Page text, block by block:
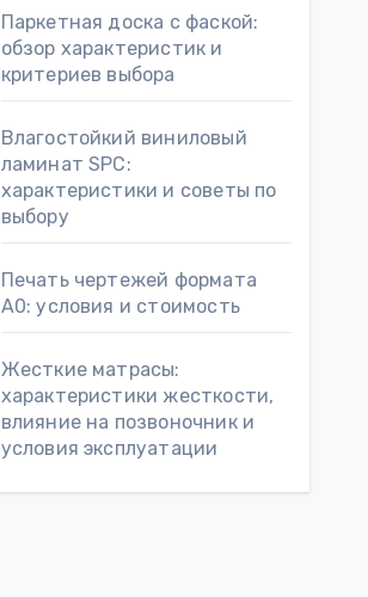
Паркетная доска с фаской:
обзор характеристик и
критериев выбора
Влагостойкий виниловый
ламинат SPC:
характеристики и советы по
выбору
Печать чертежей формата
А0: условия и стоимость
Жесткие матрасы:
характеристики жесткости,
влияние на позвоночник и
условия эксплуатации